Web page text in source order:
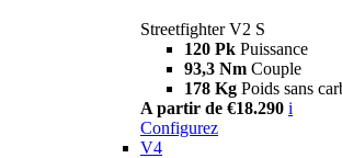
Streetfighter V2 S
120 Pk Puissance
93,3 Nm Couple
178 Kg Poids sans
A partir de €18.290 i
Configurez
V4